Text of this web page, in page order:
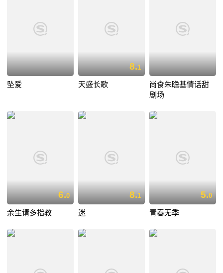
坠爱
8.1
天盛长歌
尚食朱瞻基情话甜
剧场
6.0
余生请多指教
8.1
迷
5.0
青春无季